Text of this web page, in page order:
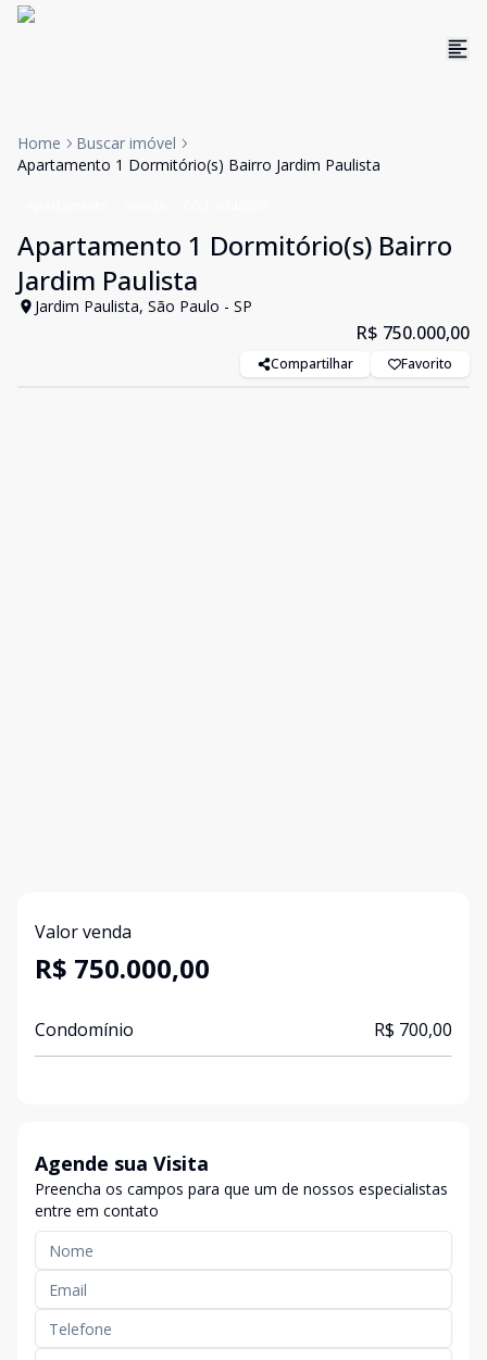
Home
Buscar imóvel
Apartamento 1 Dormitório(s) Bairro Jardim Paulista
Apartamento 1 Dormitório(s) Bairro
Jardim Paulista
Jardim Paulista, São Paulo - SP
R$ 750.000,00
Compartilhar Favorito
Valor venda
R$ 750.000,00
Condomínio R$ 700,00
Agende sua Visita
Preencha os campos para que um de nossos especialistas
entre em contato